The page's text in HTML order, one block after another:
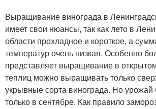
Выращивание винограда в
имеет свои нюансы, так как лето в
области прохладное и короткое, а
температур очень низкая. Особенно
представляет выращивание в
теплиц можно выращивать только
укрывные сорта винограда. Но урожай
только в сентябре. Как правило